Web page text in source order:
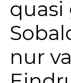
quasi
nur